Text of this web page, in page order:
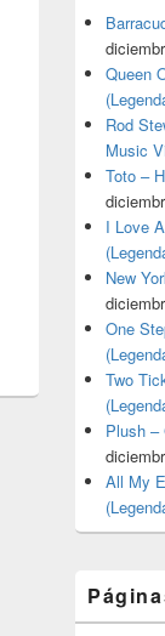
Queen
Rod
Music
Toto –
I Love
New
One
Two
Plush –
All My